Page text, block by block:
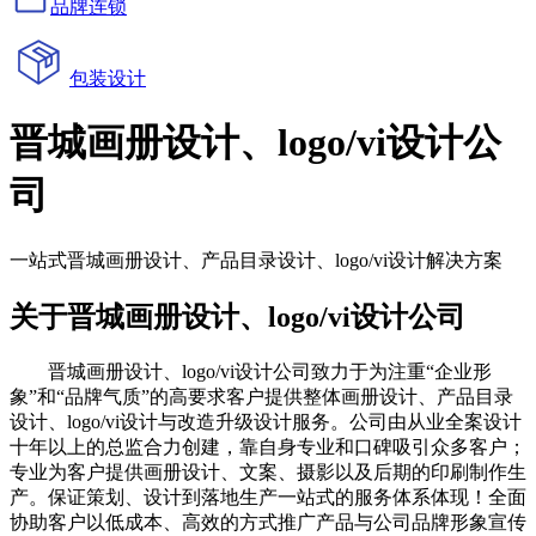
品牌连锁
包装设计
晋城画册设计、logo/vi设计公
司
一站式晋城画册设计、产品目录设计、logo/vi设计解决方案
关于晋城画册设计、logo/vi设计公司
晋城画册设计、logo/vi设计公司致力于为注重“企业形
象”和“品牌气质”的高要求客户提供整体画册设计、产品目录
设计、logo/vi设计与改造升级设计服务。公司由从业全案设计
十年以上的总监合力创建，靠自身专业和口碑吸引众多客户；
专业为客户提供画册设计、文案、摄影以及后期的印刷制作生
产。保证策划、设计到落地生产一站式的服务体系体现！全面
协助客户以低成本、高效的方式推广产品与公司品牌形象宣传